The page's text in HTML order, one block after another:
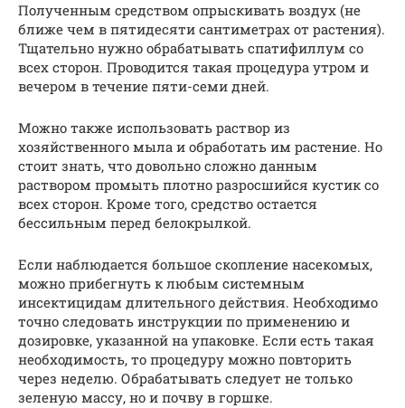
Полученным средством опрыскивать воздух (не
ближе чем в пятидесяти сантиметрах от растения).
Тщательно нужно обрабатывать спатифиллум со
всех сторон. Проводится такая процедура утром и
вечером в течение пяти-семи дней.
Можно также использовать раствор из
хозяйственного мыла и обработать им растение. Но
стоит знать, что довольно сложно данным
раствором промыть плотно разросшийся кустик со
всех сторон. Кроме того, средство остается
бессильным перед белокрылкой.
Если наблюдается большое скопление насекомых,
можно прибегнуть к любым системным
инсектицидам длительного действия. Необходимо
точно следовать инструкции по применению и
дозировке, указанной на упаковке. Если есть такая
необходимость, то процедуру можно повторить
через неделю. Обрабатывать следует не только
зеленую массу, но и почву в горшке.